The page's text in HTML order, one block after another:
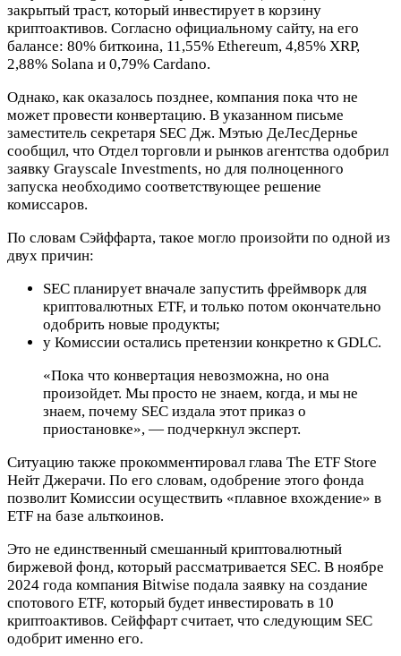
закрытый траст, который инвестирует в корзину
криптоактивов. Согласно официальному сайту, на его
балансе: 80% биткоина, 11,55% Ethereum, 4,85% XRP,
2,88% Solana и 0,79% Cardano.
Однако, как оказалось позднее, компания пока что не
может провести конвертацию. В указанном письме
заместитель секретаря SEC Дж. Мэтью ДеЛесДернье
сообщил, что Отдел торговли и рынков агентства одобрил
заявку Grayscale Investments, но для полноценного
запуска необходимо соответствующее решение
комиссаров.
По словам Сэйффарта, такое могло произойти по одной из
двух причин:
SEC планирует вначале запустить фреймворк для
криптовалютных ETF, и только потом окончательно
одобрить новые продукты;
у Комиссии остались претензии конкретно к GDLC.
«Пока что конвертация невозможна, но она
произойдет. Мы просто не знаем, когда, и мы не
знаем, почему SEC издала этот приказ о
приостановке», — подчеркнул эксперт.
Ситуацию также прокомментировал глава The ETF Store
Нейт Джерачи. По его словам, одобрение этого фонда
позволит Комиссии осуществить «плавное вхождение» в
ETF на базе альткоинов.
Это не единственный смешанный криптовалютный
биржевой фонд, который рассматривается SEC. В ноябре
2024 года компания Bitwise подала заявку на создание
спотового ETF, который будет инвестировать в 10
криптоактивов. Сейффарт считает, что следующим SEC
одобрит именно его.